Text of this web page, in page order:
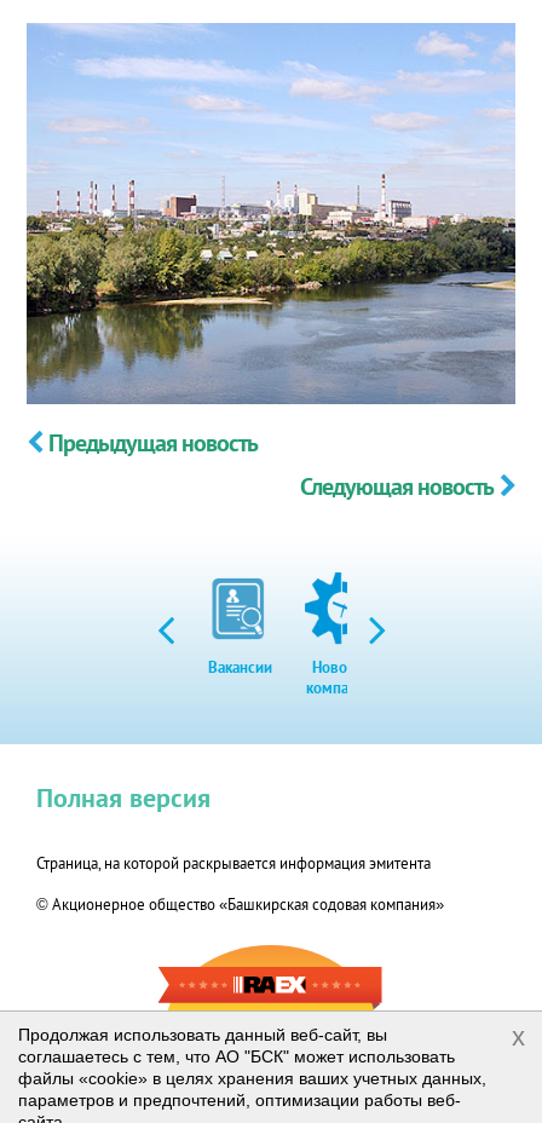
Предыдущая новость
Следующая новость
Вакансии
Новости
компании
Страница, на которой раскрывается информация эмитента
© Акционерное общество «Башкирская содовая компания»
Полная версия
RAEX-600
2019
Продолжая использовать данный веб-сайт, вы
соглашаетесь с тем, что АО "БСК" может использовать
файлы «cookie» в целях хранения ваших учетных данных,
параметров и предпочтений, оптимизации работы веб-
x